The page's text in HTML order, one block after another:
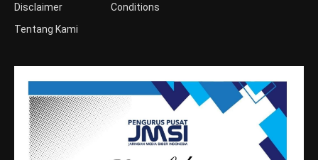
Disclaimer
Tentang Kami
Conditions